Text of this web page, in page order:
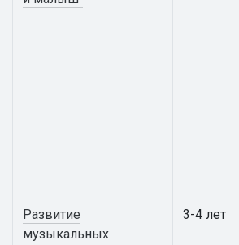
Развитие
музыкальных
3-4 лет